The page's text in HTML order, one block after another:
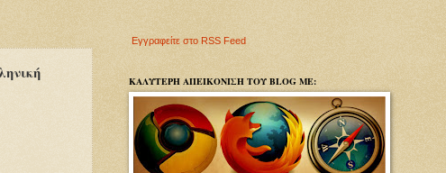
Εγγραφείτε στο RSS Feed
ΚΑΛΥΤΕΡΗ ΑΠΕΙΚΟΝΙΣΗ ΤΟΥ BLOG ΜΕ: